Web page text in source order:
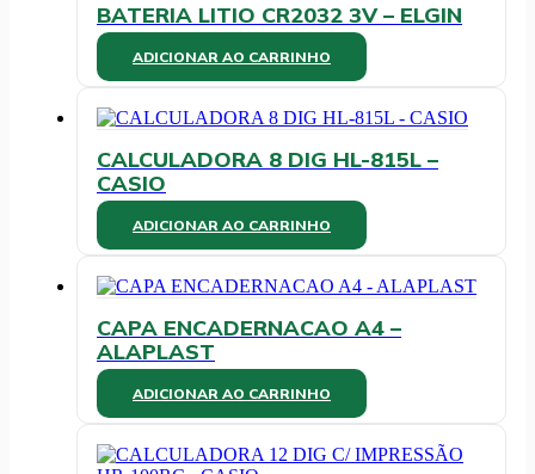
BATERIA LITIO CR2032 3V – ELGIN
ADICIONAR AO CARRINHO
CALCULADORA 8 DIG HL-815L –
CASIO
ADICIONAR AO CARRINHO
CAPA ENCADERNACAO A4 –
ALAPLAST
ADICIONAR AO CARRINHO